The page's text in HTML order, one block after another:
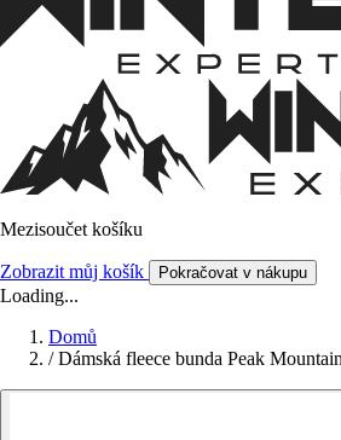
Mezisoučet košíku
Zobrazit můj košík Pokračovat v nákupu
Loading...
Domů
/ Dámská fleece bunda Peak